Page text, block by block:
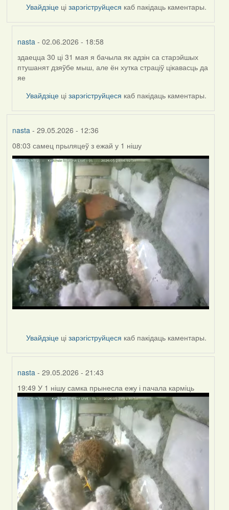
Увайдзіце цізарэгіструйцеся каб пакідаць каментары.
nasta - 02.06.2026 - 18:58
In
reply
to
здаецца 30 ці 31 мая я бачыла як адзін са старэйшых
птушанят дзяўбе мыш, але ён хутка страціў цікавасць да
яе
Увайдзіце цізарэгіструйцеся каб пакідаць каментары.
nasta - 29.05.2026 - 12:36
08:03 самец прыляцеў з ежай у 1 нішу
Увайдзіце цізарэгіструйцеся каб пакідаць каментары.
nasta - 29.05.2026 - 21:43
In
reply
by
nasta
19:49 У 1 нішу самка прынесла ежу і пачала карміць